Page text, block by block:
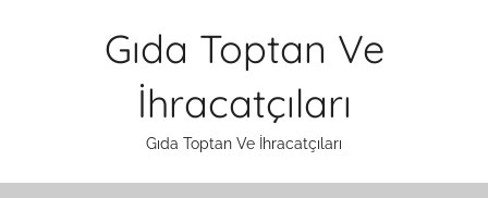
Gıda Toptan Ve
İhracatçıları
Gıda Toptan Ve İhracatçıları